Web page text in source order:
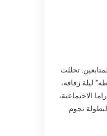
تخللت
ليلة زفافه،
الاجتماعية،
نجوم